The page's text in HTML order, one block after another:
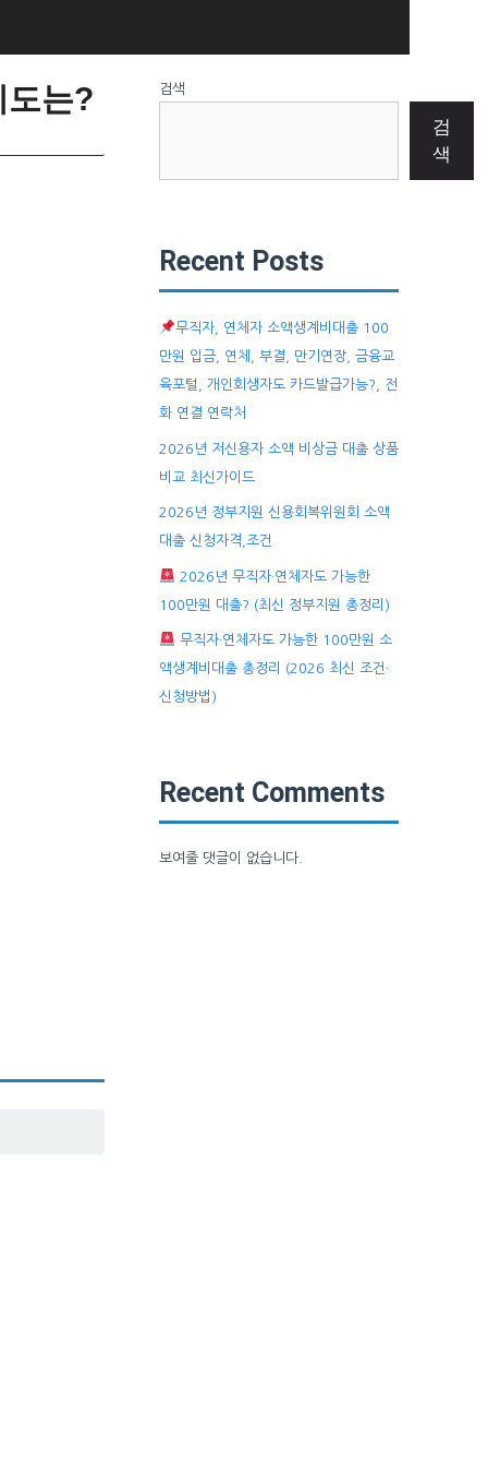
도는? 검색
검
색
Recent Posts
무직자, 연체자 소액생계비대출 100
만원 입금, 연체, 부결, 만기연장, 금융교
육포털, 개인회생자도 카드발급가능?, 전
화 연결 연락처
2026년 저신용자 소액 비상금 대출 상품
비교 최신가이드
2026년 정부지원 신용회복위원회 소액
대출 신청자격,조건
2026년 무직자·연체자도 가능한
100만원 대출? (최신 정부지원 총정리)
무직자·연체자도 가능한 100만원 소
액생계비대출 총정리 (2026 최신 조건·
신청방법)
Recent Comments
보여줄 댓글이 없습니다.